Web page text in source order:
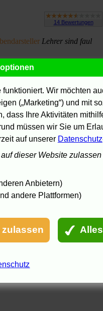
Lehrer sind faul
wird hier bestens bedient.
Probleme sollten eher
Film! Wir möchten
(„Marketing“) und mit
dass Ihre Aktivitäten
müssen wir Sie um
auf unserer Datenschutz
dieser Website zulassen
Anbietern)
andere Plattformen)